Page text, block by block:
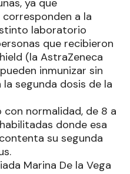
a la
laboratorio
que recibieron
(la AstraZeneca
inmunizar sin
segunda dosis de la
normalidad, de 8 a
donde esa
su segunda
Marina De la Vega